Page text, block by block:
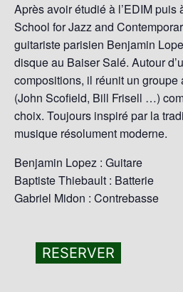
Après avoir étudié à l’EDIM
School for Jazz and
guitariste parisien Benjamin
disque au Baiser Salé. Autour
compositions, il réunit un
(John Scofield, Bill Frisell …)
choix. Toujours inspiré par la
musique résolument moderne.
Benjamin Lopez : Guitare
Baptiste Thiebault : Batterie
Gabriel Midon : Contrebasse
RESERVER